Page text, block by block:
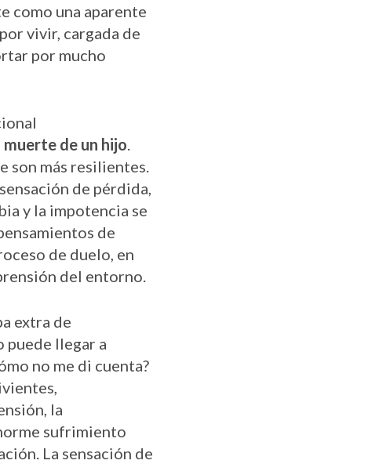
como una aparente
vivir, cargada de
por mucho
muerte de un hijo
son más resilientes.
de pérdida,
y la impotencia se
de
de duelo, en
del entorno.
extra de
puede llegar a
no me di cuenta?
la
sufrimiento
La sensación de